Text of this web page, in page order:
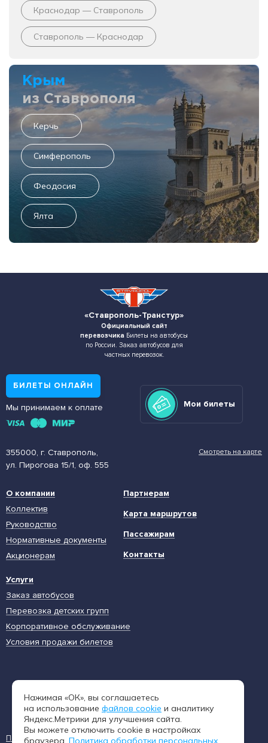
Краснодар — Ставрополь
Ставрополь — Краснодар
Крым
из Ставрополя
Керчь
Симферополь
Феодосия
Ялта
«Ставрополь-Транстур»
Официальный сайт
перевозчика Билеты на автобусы
по России. Заказ автобусов для
частных перевозок.
355000, г. Ставрополь,
ул. Пирогова 15/1, оф. 555
Смотреть на карте
БИЛЕТЫ ОНЛАЙН
Мы принимаем к оплате Мои билеты
О компании
Коллектив
Руководство
Нормативные документы
Акционерам
Услуги
Заказ автобусов
Перевозка детских групп
Корпоративное обслуживание
Условия продажи билетов
Партнерам
Карта маршрутов
Пассажирам
Контакты
8 (962) 402-65-54
Пользовательское соглашение Политика конфиденциальности
Нажимая «ОК», вы соглашаетесь
на использование файлов cookie и аналитику
Яндекс.Метрики для улучшения сайта.
Вы можете отключить cookie в настройках
браузера. Политика обработки персональных